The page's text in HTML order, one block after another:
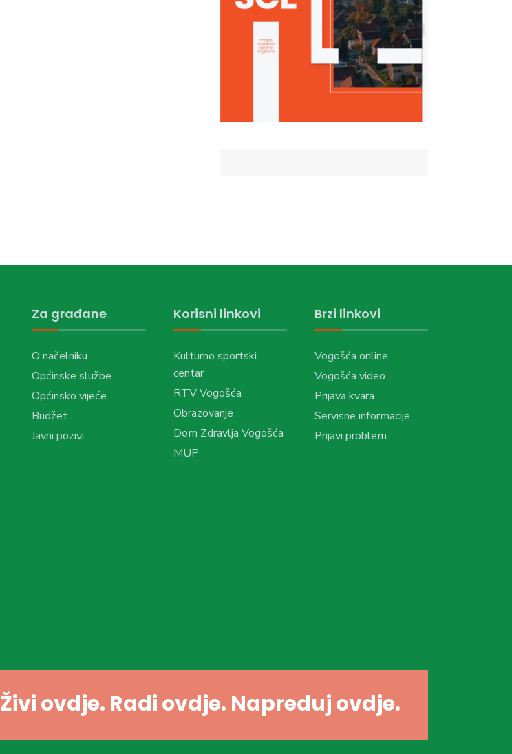
Za građane
O načelniku
Općinske službe
Općinsko vijeće
Budžet
Javni pozivi
Korisni linkovi
Kulturno sportski
centar
RTV Vogošća
Obrazovanje
Dom Zdravlja Vogošća
MUP
Brzi linkovi
Vogošća online
Vogošća video
Prijava kvara
Servisne informacije
Prijavi problem
Živi ovdje. Radi ovdje. Napreduj ovdje.